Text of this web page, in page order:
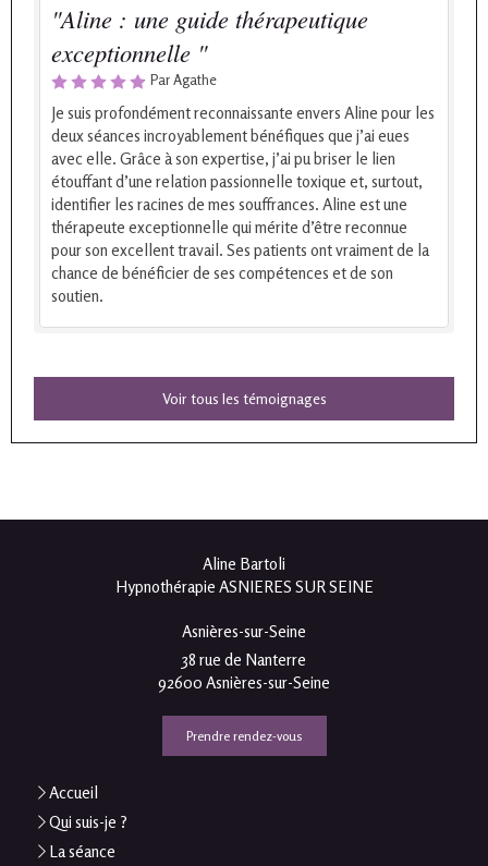
"Aline : une guide thérapeutique
exceptionnelle "
Par Agathe
Je suis profondément reconnaissante envers Aline pour les
deux séances incroyablement bénéfiques que j’ai eues
avec elle. Grâce à son expertise, j’ai pu briser le lien
étouffant d’une relation passionnelle toxique et, surtout,
identifier les racines de mes souffrances. Aline est une
thérapeute exceptionnelle qui mérite d’être reconnue
pour son excellent travail. Ses patients ont vraiment de la
chance de bénéficier de ses compétences et de son
soutien.
Voir tous les témoignages
Aline Bartoli
Hypnothérapie ASNIERES SUR SEINE
Asnières-sur-Seine
38 rue de Nanterre
92600 Asnières-sur-Seine
Prendre rendez-vous
Accueil
Qui suis-je ?
La séance